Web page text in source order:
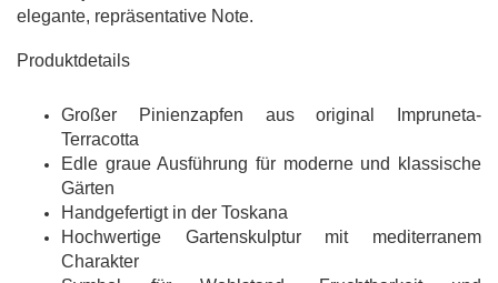
elegante, repräsentative Note.
Produktdetails
Großer Pinienzapfen aus original Impruneta-
Terracotta
Edle graue Ausführung für moderne und klassische
Gärten
Handgefertigt in der Toskana
Hochwertige Gartenskulptur mit mediterranem
Charakter